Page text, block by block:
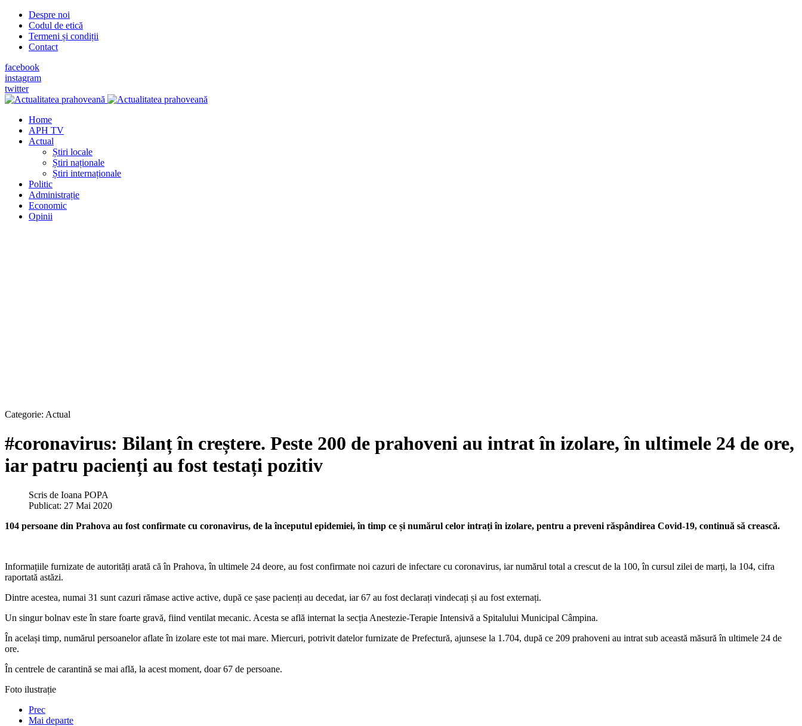
Despre noi
Codul de etică
Termeni și condiții
Contact
facebook
instagram
twitter
Home
APH TV
Actual
Știri locale
Știri naționale
Știri internaționale
Politic
Administrație
Economic
Opinii
Categorie: Actual
#coronavirus: Bilanț în creștere. Peste 200 de prahoveni au intrat în izolare, în ultimele 24 de ore,
iar patru pacienți au fost testați pozitiv
Scris de Ioana POPA
Publicat: 27 Mai 2020
104 persoane din Prahova au fost confirmate cu coronavirus, de la începutul epidemiei, în timp ce și numărul celor intrați în izolare, pentru a preveni răspândirea Covid-19, continuă să crească.
Informațiile furnizate de autorități arată că în Prahova, în ultimele 24 deore, au fost confirmate noi cazuri de infectare cu coronavirus, iar numărul total a crescut de la 100, în cursul zilei de marți, la 104, cifra
raportată astăzi.
Dintre acestea, numai 31 sunt cazuri rămase active active, după ce șase pacienți au decedat, iar 67 au fost declarați vindecați și au fost externați.
Un singur bolnav este în stare foarte gravă, fiind ventilat mecanic. Acesta se află internat la secția Anestezie-Terapie Intensivă a Spitalului Municipal Câmpina.
În același timp, numărul persoanelor aflate în izolare este tot mai mare. Miercuri, potrivit datelor furnizate de Prefectură, ajunsese la 1.704, după ce 209 prahoveni au intrat sub această măsură în ultimele 24 de
ore.
În centrele de carantină se mai află, la acest moment, doar 67 de persoane.
Foto ilustrație
Prec
Mai departe